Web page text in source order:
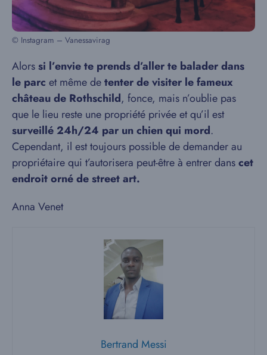
© Instagram – Vanessavirag
Alorssi l’envie te prends d’aller te balader dans
le parc et même detenter de visiter le fameux
château de Rothschild, fonce, mais n’oublie pas
que le lieu reste une propriété privée et qu’il est
surveillé 24h/24 par un chien qui mord.
Cependant, il est toujours possible de demander au
propriétaire qui t’autorisera peut-être à entrer danscet
endroit orné de street art.
Anna Venet
Bertrand Messi